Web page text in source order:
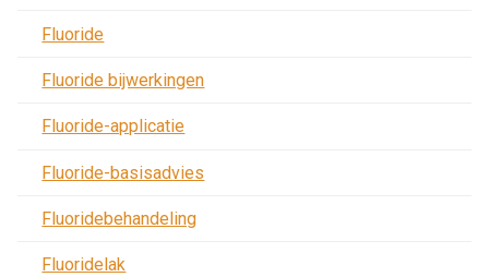
Fluoride
Fluoride bijwerkingen
Fluoride-applicatie
Fluoride-basisadvies
Fluoridebehandeling
Fluoridelak